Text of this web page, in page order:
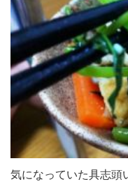
気になっていた具志頭